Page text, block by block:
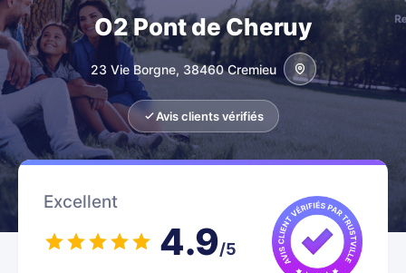
O2 Pont de Cheruy
23 Vie Borgne, 38460 Cremieu
Avis clients vérifiés
Excellent
4.9/5